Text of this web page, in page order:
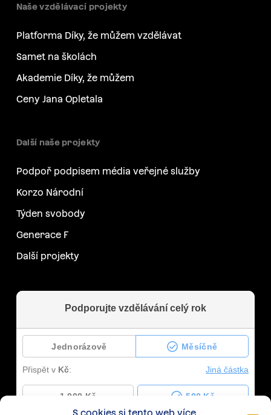
S cookies si tento web více
Naše vzdělávací projekty
Platforma Díky, že můžem vzdělávat
Samet na školách
Akademie Díky, že můžem
Ceny Jana Opletala
Další naše projekty
Podpoř podpisem média veřejné služby
Korzo Národní
Týden svobody
Generace F
Další projekty